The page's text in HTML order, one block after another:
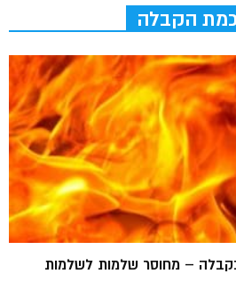
הקבלה
– מחוסר שלמות לשלמות